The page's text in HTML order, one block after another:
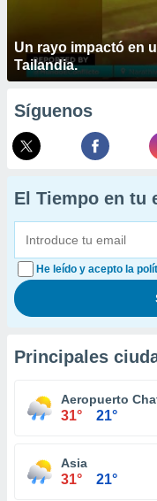
Un rayo impactó en
Tailandia.
Síguenos
El Tiempo en tu
He leído y acepto la
Principales
Aeropuerto
31° 21°
Asia
31° 21°